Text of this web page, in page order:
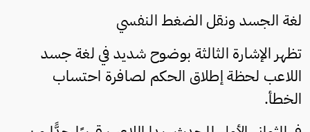
لغة الجسد ونقل الضغط النفسي
تظهر الإشارة الثالثة بوضوح شديد في لغة جسد
اللاعب لحظة إطلاق الحكم لصافرة احتساب
الخطأ.